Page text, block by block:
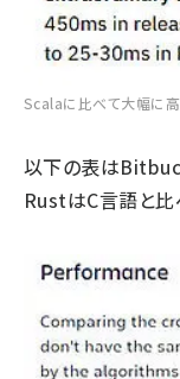
Scalaに比べて大幅に
以下の表は
RustはC言語と比